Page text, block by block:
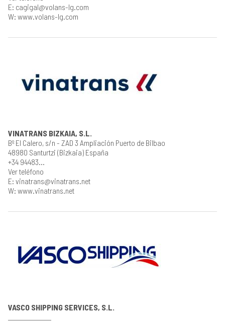
E: cagigal@volans-lg.com
W: www.volans-lg.com
VINATRANS BIZKAIA, S.L.
Bº El Calero, s/n - ZAD 3 Ampliación Puerto de Bilbao
48980 Santurtzi (Bizkaia) España
+34 94483...
Ver teléfono
E: vinatrans@vinatrans.net
W: www.vinatrans.net
VASCO SHIPPING SERVICES, S.L.